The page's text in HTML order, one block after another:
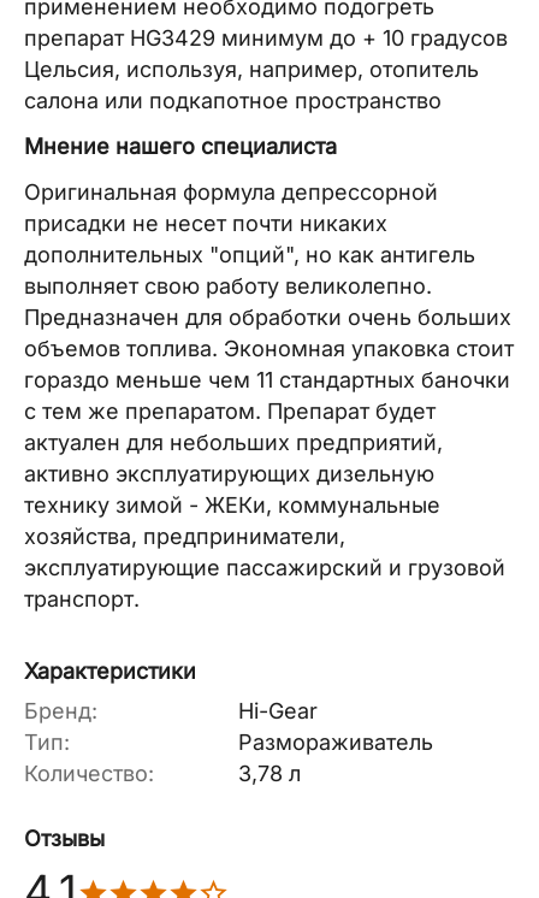
применением необходимо подогреть
препарат HG3429 минимум до + 10 градусов
Цельсия, используя, например, отопитель
салона или подкапотное пространство
Мнение нашего специалиста
Оригинальная формула депрессорной
присадки не несет почти никаких
дополнительных "опций", но как антигель
выполняет свою работу великолепно.
Предназначен для обработки очень больших
объемов топлива. Экономная упаковка стоит
гораздо меньше чем 11 стандартных баночки
с тем же препаратом. Препарат будет
актуален для небольших предприятий,
активно эксплуатирующих дизельную
технику зимой - ЖЕКи, коммунальные
хозяйства, предприниматели,
эксплуатирующие пассажирский и грузовой
транспорт.
Характеристики
Бренд:
Hi-Gear
Тип:
Размораживатель
Количество:
3,78 л
Отзывы